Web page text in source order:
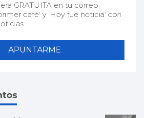
GRATUITA en tu correo
café' y 'Hoy fue noticia' con
APUNTARME